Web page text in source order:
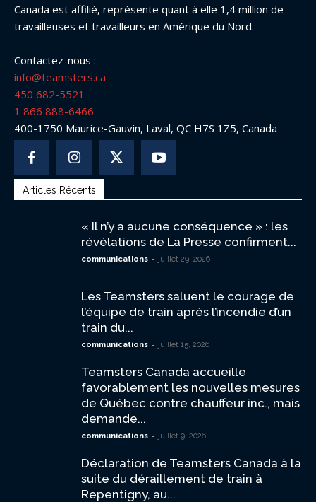
Canada est affilié, représente quant à elle 1,4 million de
travailleuses et travailleurs en Amérique du Nord.
Contactez-nous :
info@teamsters.ca
450 682-5521
1 866 888-6466
400-1750 Maurice-Gauvin, Laval, QC H7S 1Z5, Canada
Articles Récents
« Il n’y a aucune conséquence » : les
révélations de La Presse confirment...
communications - juillet 29, 2026
Les Teamsters saluent le courage de
l’équipe de train après l’incendie d’un
train du...
communications - juillet 15, 2026
Teamsters Canada accueille
favorablement les nouvelles mesures
de Québec contre chauffeur inc., mais
demande...
communications - juillet 9, 2026
Déclaration de Teamsters Canada à la
suite du déraillement de train à
Repentigny, au...